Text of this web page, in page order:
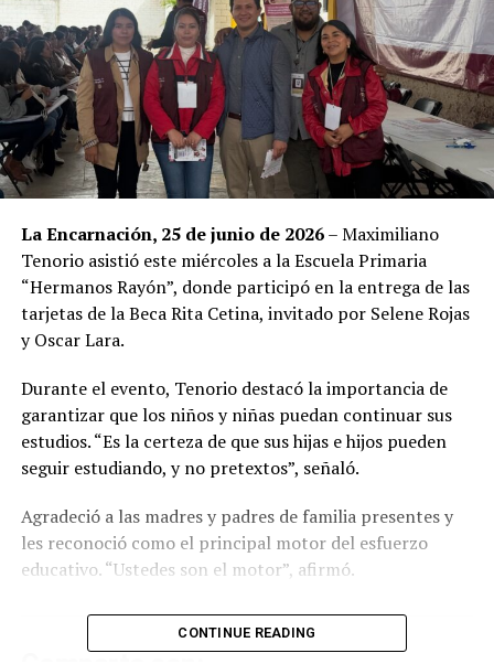
La Encarnación, 25 de junio de 2026– Maximiliano
Tenorio asistió este miércoles a la Escuela Primaria
“Hermanos Rayón”, donde participó en la entrega de las
tarjetas de la Beca Rita Cetina, invitado por Selene Rojas
y Oscar Lara.
Durante el evento, Tenorio destacó la importancia de
garantizar que los niños y niñas puedan continuar sus
estudios. “Es la certeza de que sus hijas e hijos pueden
seguir estudiando, y no pretextos”, señaló.
Agradeció a las madres y padres de familia presentes y
les reconoció como el principal motor del esfuerzo
educativo. “Ustedes son el motor”, afirmó.
CONTINUE READING